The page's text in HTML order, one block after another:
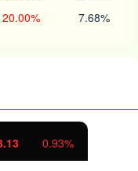
20.00% 7.68%
北证50